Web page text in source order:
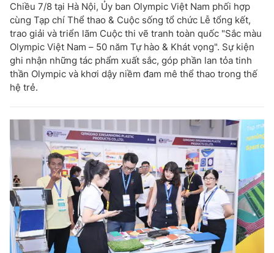
Chiều 7/8 tại Hà Nội, Ủy ban Olympic Việt Nam phối hợp
cùng Tạp chí Thể thao & Cuộc sống tổ chức Lễ tổng kết,
trao giải và triển lãm Cuộc thi vẽ tranh toàn quốc "Sắc màu
Olympic Việt Nam – 50 năm Tự hào & Khát vọng". Sự kiện
ghi nhận những tác phẩm xuất sắc, góp phần lan tỏa tinh
thần Olympic và khơi dậy niềm đam mê thể thao trong thế
hệ trẻ.